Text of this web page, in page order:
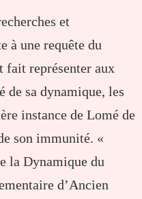
et
à une requête du
fait représenter aux
de sa dynamique, les
instance de Lomé de
son immunité. «
la Dynamique du
d’Ancien